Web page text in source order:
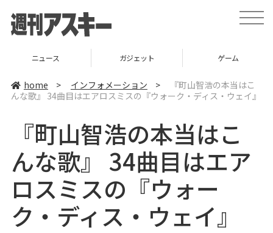
t
o
v
i
ニュース ガジェット ゲーム
home > インフォメーション >
『町山智浩の本当はこ
んな歌』 34曲目はエアロスミスの『ウォーク・ディス・ウェイ』
『町山智浩の本当はこ
んな歌』 34曲目はエア
ロスミスの『ウォー
ク・ディス・ウェイ』